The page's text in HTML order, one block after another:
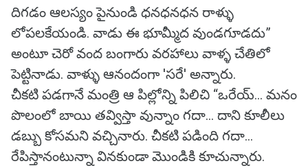
దిగడం ఆలస్యం పైనుండి ధనధనధన రాళ్ళు
లోపలకేయండి. వాడు ఈ భూమ్మీద వుండగూడదు”
అంటూ చెరో వంద బంగారు వరహాలు వాళ్ళ చేతిలో
పెట్టినాడు. వాళ్ళు ఆనందంగా 'సరే' అన్నారు.
చీకటి పడగానే మంత్రి ఆ పిల్లోన్ని పిలిచి “ఒరేయ్... మనం
పొలంలో బాయి తవ్విస్తా వున్నాం గదా... దాని కూలీలు
డబ్బు కోసమని వచ్చినారు. చీకటి పడింది గదా...
రేపిస్తానంటున్నా వినకుండా మొండికి కూచున్నారు.